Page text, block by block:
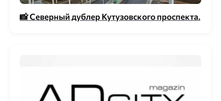
📸 Северный дублер Кутузовского проспекта.